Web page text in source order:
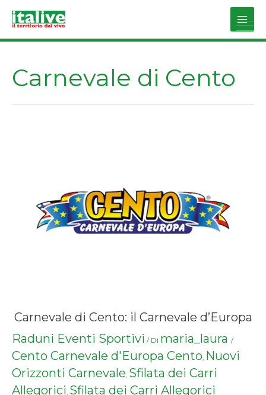
Main
Carnevale di Cento
Carnevale di Cento: il Carnevale d’Europa
Raduni Eventi Sportivi / Di maria_laura /
Cento Carnevale d'Europa Cento, Nuovi
Orizzonti Carnevale, Sfilata dei Carri
Allegorici, Sfilata dei Carri Allegorici